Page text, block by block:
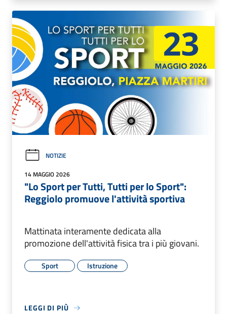
NOTIZIE
14 MAGGIO 2026
"Lo Sport per Tutti, Tutti per lo Sport":
Reggiolo promuove l'attività sportiva
Mattinata interamente dedicata alla
promozione dell'attività fisica tra i più giovani.
Sport Istruzione
LEGGI DI PIÙ